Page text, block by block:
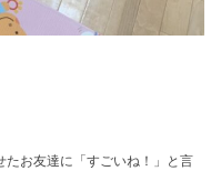
たお友達に「すごいね！」と言